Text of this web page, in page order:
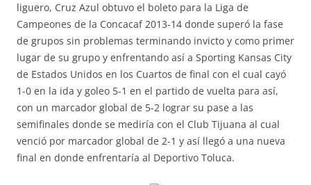
liguero, Cruz Azul obtuvo el boleto para la Liga de
Campeones de la Concacaf 2013-14 donde superó la fase
de grupos sin problemas terminando invicto y como primer
lugar de su grupo y enfrentando así a Sporting Kansas City
de Estados Unidos en los Cuartos de final con el cual cayó
1-0 en la ida y goleo 5-1 en el partido de vuelta para así,
con un marcador global de 5-2 lograr su pase a las
semifinales donde se mediría con el Club Tijuana al cual
venció por marcador global de 2-1 y así llegó a una nueva
final en donde enfrentaría al Deportivo Toluca.